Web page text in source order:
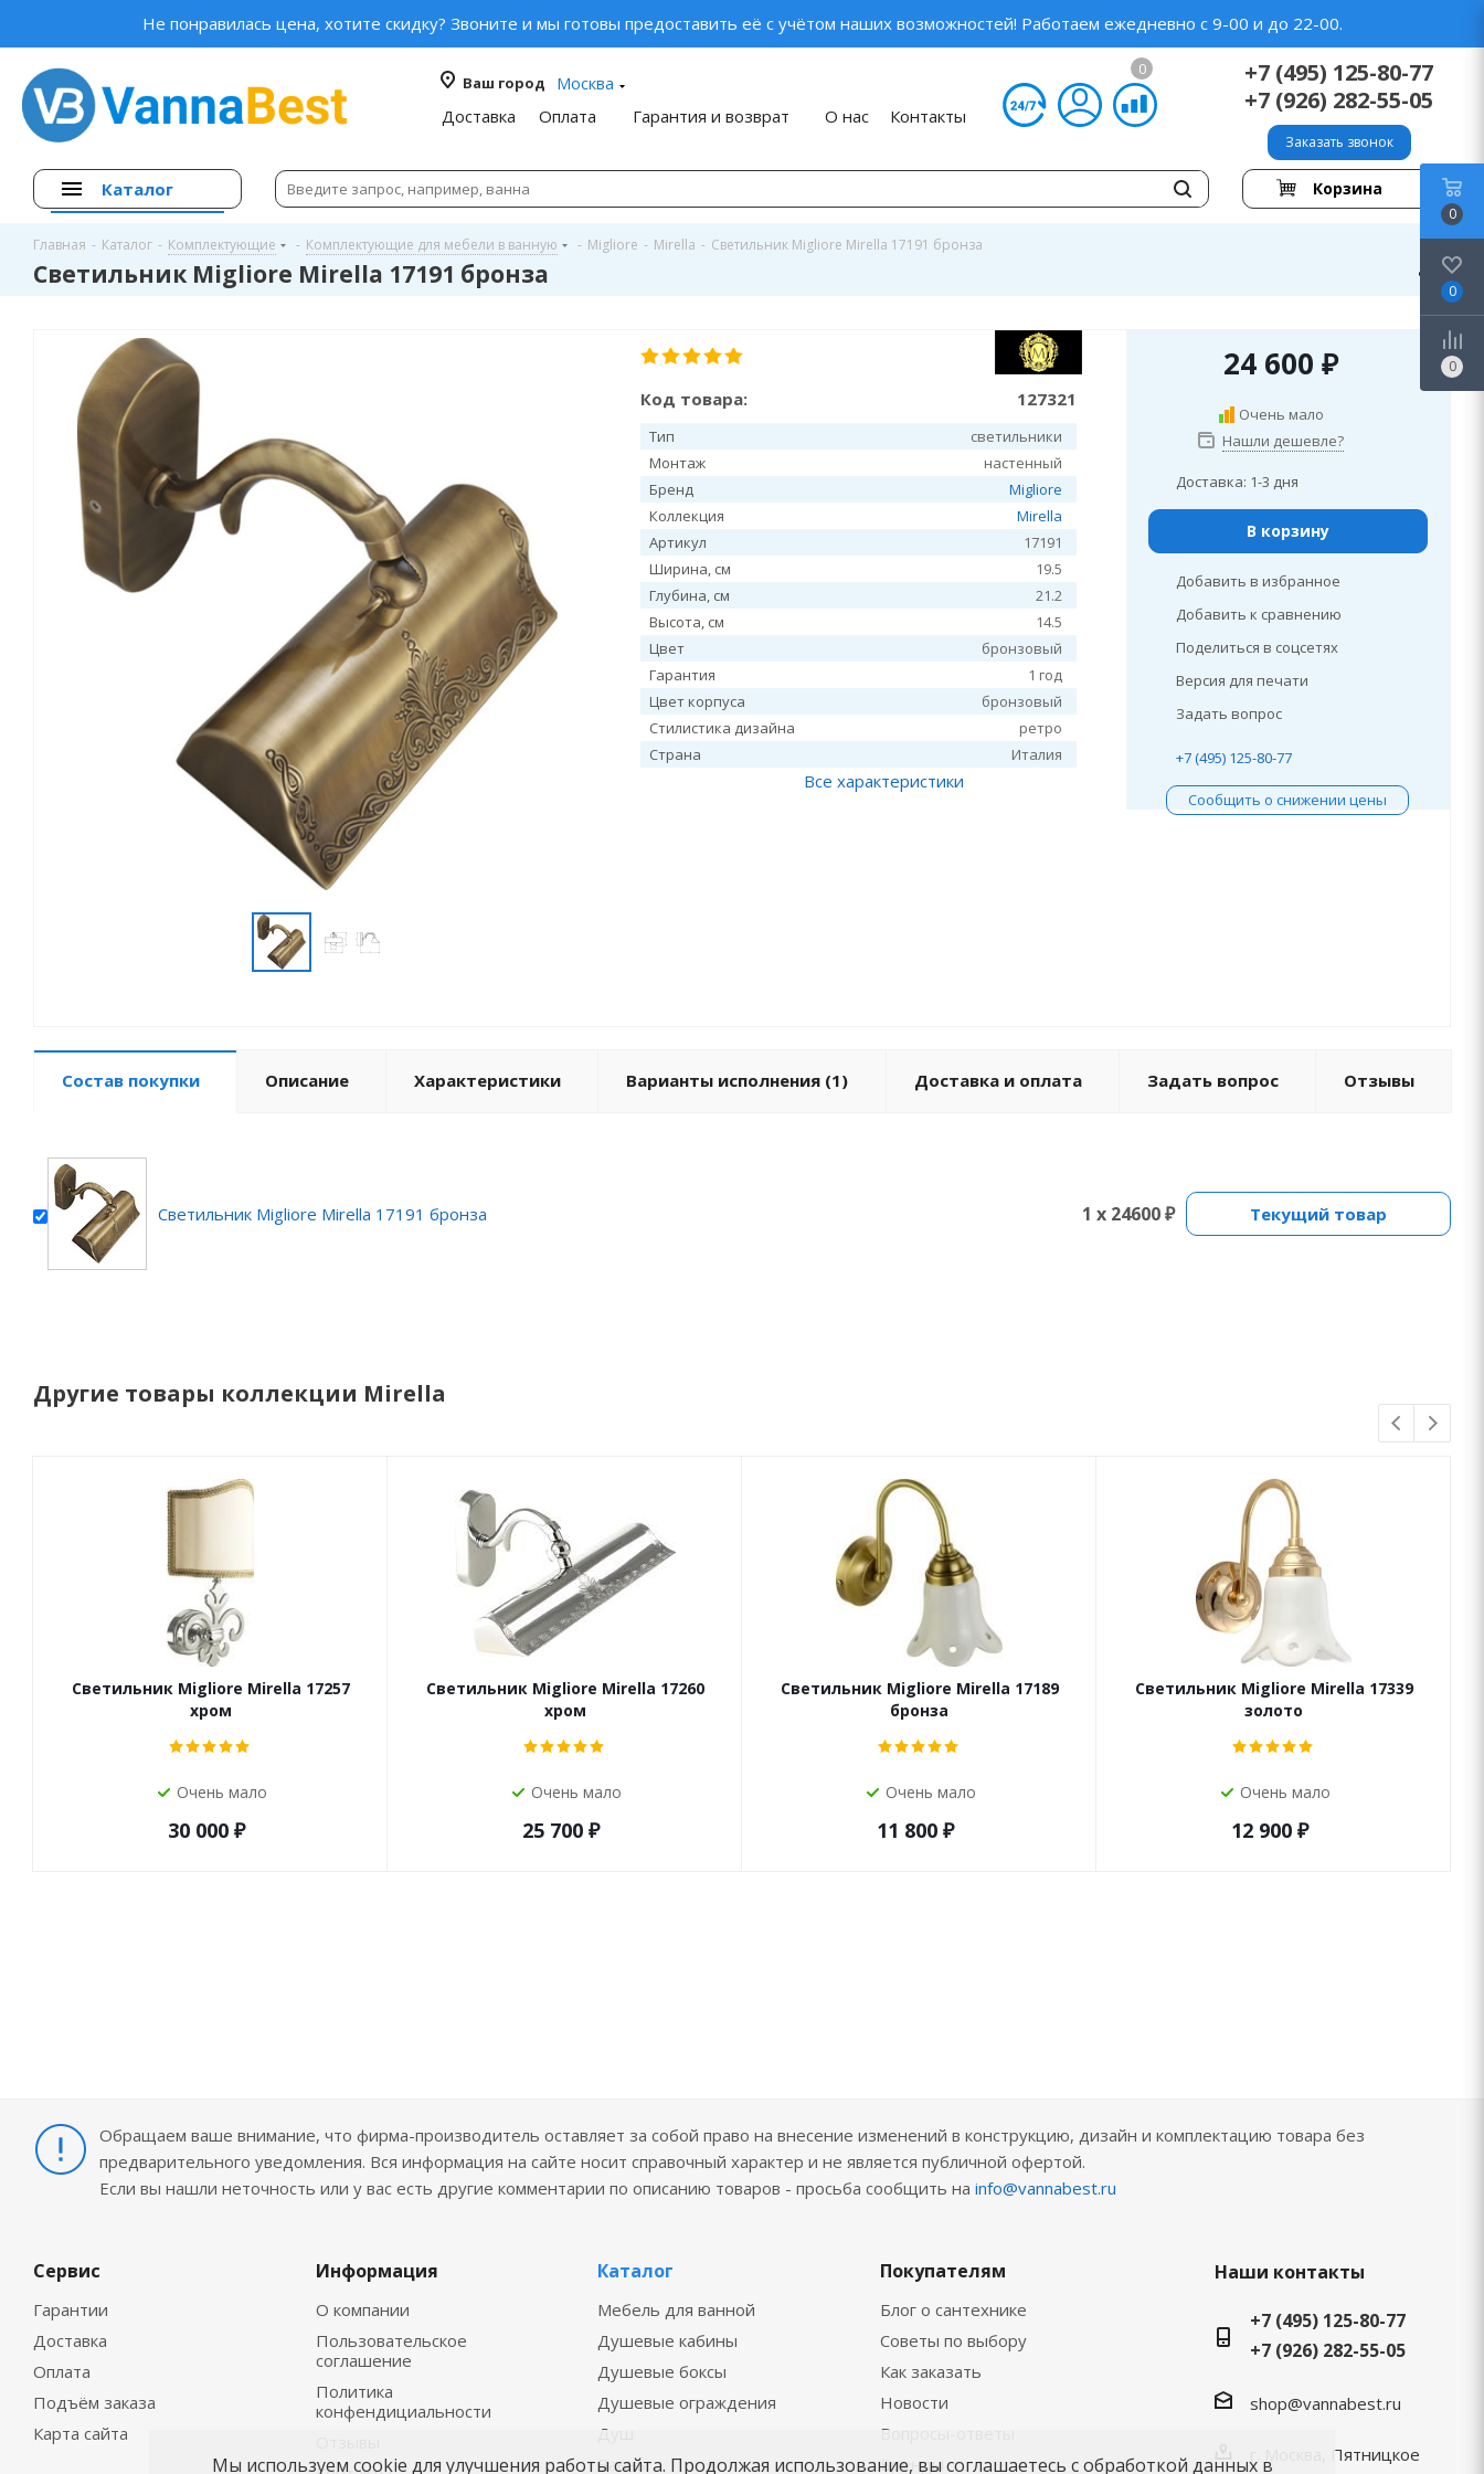
Не понравилась цена, хотите скидку? Звоните и мы готовы предоставить её с учётом наших возможностей! Работаем ежедневно с 9-00 и до 22-00.
Ваш город
Москва
Доставка
Оплата Гарантия и возврат О нас Контакты
0
+7 (495) 125-80-77
+7 (926) 282-55-05
Заказать звонок
Каталог Корзина
Главная - Каталог - Комплектующие - Комплектующие для мебели в ванную - Migliore - Mirella - Светильник Migliore Mirella 17191 бронза
Светильник Migliore Mirella 17191 бронза
Код товара: 127321
Тип
светильники
Монтаж
настенный
Бренд
Migliore
Коллекция
Mirella
Артикул
17191
Ширина, см
19.5
Глубина, см
21.2
Высота, см
14.5
Цвет
бронзовый
Гарантия
1 год
Цвет корпуса
бронзовый
Стилистика дизайна
ретро
Страна
Италия
Все характеристики
24 600 ₽
Очень мало
Нашли дешевле?
Доставка: 1-3 дня
В корзину
Добавить в избранное
Добавить к сравнению
Поделиться в соцсетях
Версия для печати
Задать вопрос
+7 (495) 125-80-77
Сообщить о снижении цены
Состав покупки Описание Характеристики Варианты исполнения (1) Доставка и оплата Задать вопрос Отзывы
Светильник Migliore Mirella 17191 бронза 1 x 24600 ₽ Текущий товар
Другие товары коллекции Mirella
Светильник Migliore Mirella 17257
хром
Очень мало
30 000 ₽
Светильник Migliore Mirella 17260
хром
Очень мало
25 700 ₽
Светильник Migliore Mirella 17189
бронза
Очень мало
11 800 ₽
Светильник Migliore Mirella 17339
золото
Очень мало
12 900 ₽
Обращаем ваше внимание, что фирма-производитель оставляет за собой право на внесение изменений в конструкцию, дизайн и комплектацию товара без
предварительного уведомления. Вся информация на сайте носит справочный характер и не является публичной офертой.
Если вы нашли неточность или у вас есть другие комментарии по описанию товаров - просьба сообщить на info@vannabest.ru
Сервис
Гарантии
Доставка
Оплата
Подъём заказа
Карта сайта
Информация
О компании
Пользовательское
соглашение
Политика
конфендициальности
Каталог
Мебель для ванной
Душевые кабины
Душевые боксы
Душевые ограждения
Душ
Ванны
Покупателям
Блог о сантехнике
Советы по выбору
Как заказать
Новости
Вопросы-ответы
Бренды
Наши контакты
+7 (495) 125-80-77
+7 (926) 282-55-05
shop@vannabest.ru
г. Москва, Пятницкое
0
0
0
Мы используем cookie для улучшения работы сайта. Продолжая использование, вы соглашаетесь с обработкой данных в